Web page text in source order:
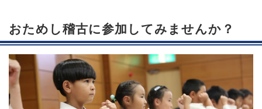
おためし稽古に参加してみませんか？